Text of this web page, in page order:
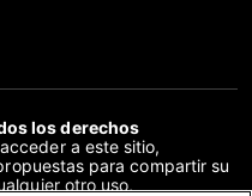
los derechos
a este sitio,
para compartir su
otro uso,